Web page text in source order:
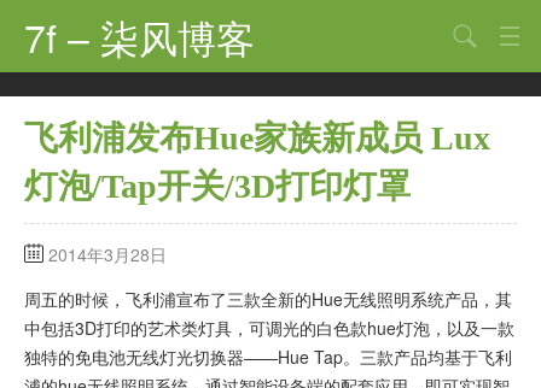
7f – 柒风博客
首页
软件·技术
手机·数码
科技·探索
观点·讨论
其他
搜索
飞利浦发布Hue家族新成员 Lux
灯泡/Tap开关/3D打印灯罩
2014年3月28日
周五的时候，飞利浦宣布了三款全新的Hue无线照明系统产品，其
中包括3D打印的艺术类灯具，可调光的白色款hue灯泡，以及一款
独特的免电池无线灯光切换器——Hue Tap。三款产品均基于飞利